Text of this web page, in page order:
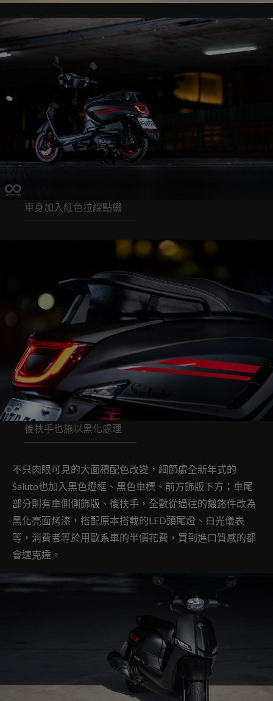
車身加入紅色拉線點綴
後扶手也施以黑化處理
不只肉眼可見的大面積配色改變，細節處全新年式的
Saluto也加入黑色燈框、黑色車標、前方飾版下方；車尾
部分則有車側側飾版、後扶手，全數從過往的鍍鉻件改為
黑化亮面烤漆，搭配原本搭載的LED頭尾燈、白光儀表
等，消費者等於用歐系車的半價花費，買到進口質感的都
會速克達。